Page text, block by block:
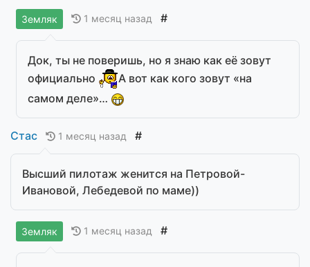
Земляк 1 месяц назад #
Док, ты не поверишь, но я знаю как её зовут
официально
А вот как кого зовут «на
самом деле»…
Стас 1 месяц назад #
Высший пилотаж женится на Петровой-
Ивановой, Лебедевой по маме))
Земляк 1 месяц назад #